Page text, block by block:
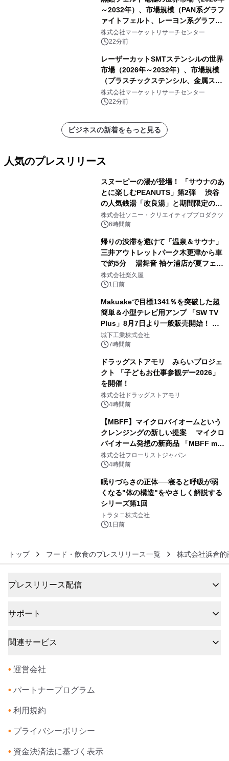
～2032年）、市場規模（PAN系グラフ
ァイトフェルト、レーヨン系グラファ
イトフェルト、ピッチ系グラファイト
フェルト）・分析レポートを発表
株式会社マーケットリサーチセンター
22分前
レーザーカットSMTステンシルの世界
市場（2026年～2032年）、市場規模
（プラスチックステンシル、金属ステ
ンシル）・分析レポートを発表
株式会社マーケットリサーチセンター
22分前
ビジネスの新着をもっと見る
人気のプレスリリース
スヌーピーの湯が登場！ 「サウナのあ
とに楽しむPEANUTS」第2弾 渋谷
の人気銭湯「改良湯」と期間限定のコ
ラボレーション サウナイキタイコラ
ボグッズも発売決定！
株式会社ソニー・クリエイティブプロダクツ
6時間前
帰りの渋滞を避けて「温泉＆サウナ」
三井アウトレットパーク木更津から車
で約5分 湯舞音 袖ケ浦店が夏フェア
メニューを提供
株式会社楽久屋
1日前
Makuakeで目標1341％を突破した超
簡単＆小型テレビ用アンプ 「SW TV
Plus」8月7日より一般販売開始！ ケ
ーブル1本つなぐだけ、テレビの音が
ぐっと豊かに
城下工業株式会社
7時間前
ドラッグストアモリ みらいプロジェ
クト 「子どもお仕事参観デー2026」
を開催！
株式会社ドラッグストアモリ
4時間前
【MBFF】マイクロバイオームという
クレンジングの新しい提案 マイクロ
バイオーム発想の新商品 「MBFF mb
クレンジングPRO」を2026年8月6日
発売
株式会社フローリストジャパン
4時間前
眠りづらさの正体──寝ると呼吸が弱
くなる"体の構造"をやさしく解説する
シリーズ第1回
トラタニ株式会社
1日前
トップ フード・飲食のプレスリリース一覧 株式会社浜倉的
プレスリリース配信
サポート
関連サービス
• 運営会社
• パートナープログラム
• 利用規約
• プライバシーポリシー
• 資金決済法に基づく表示